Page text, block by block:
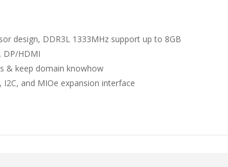
design, DDR3L 1333MHz support up to 8GB
DP/HDMI
& keep domain knowhow
I2C, and MIOe expansion interface